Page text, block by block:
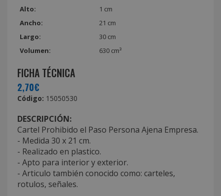
Alto:
1 cm
Ancho:
21 cm
Largo:
30 cm
Volumen:
630 cm³
FICHA TÉCNICA
2,70€
Código: 15050530
DESCRIPCIÓN:
Cartel Prohibido el Paso Persona Ajena Empresa.
- Medida 30 x 21 cm.
- Realizado en plastico.
- Apto para interior y exterior.
- Articulo también conocido como: carteles,
rotulos, señales.